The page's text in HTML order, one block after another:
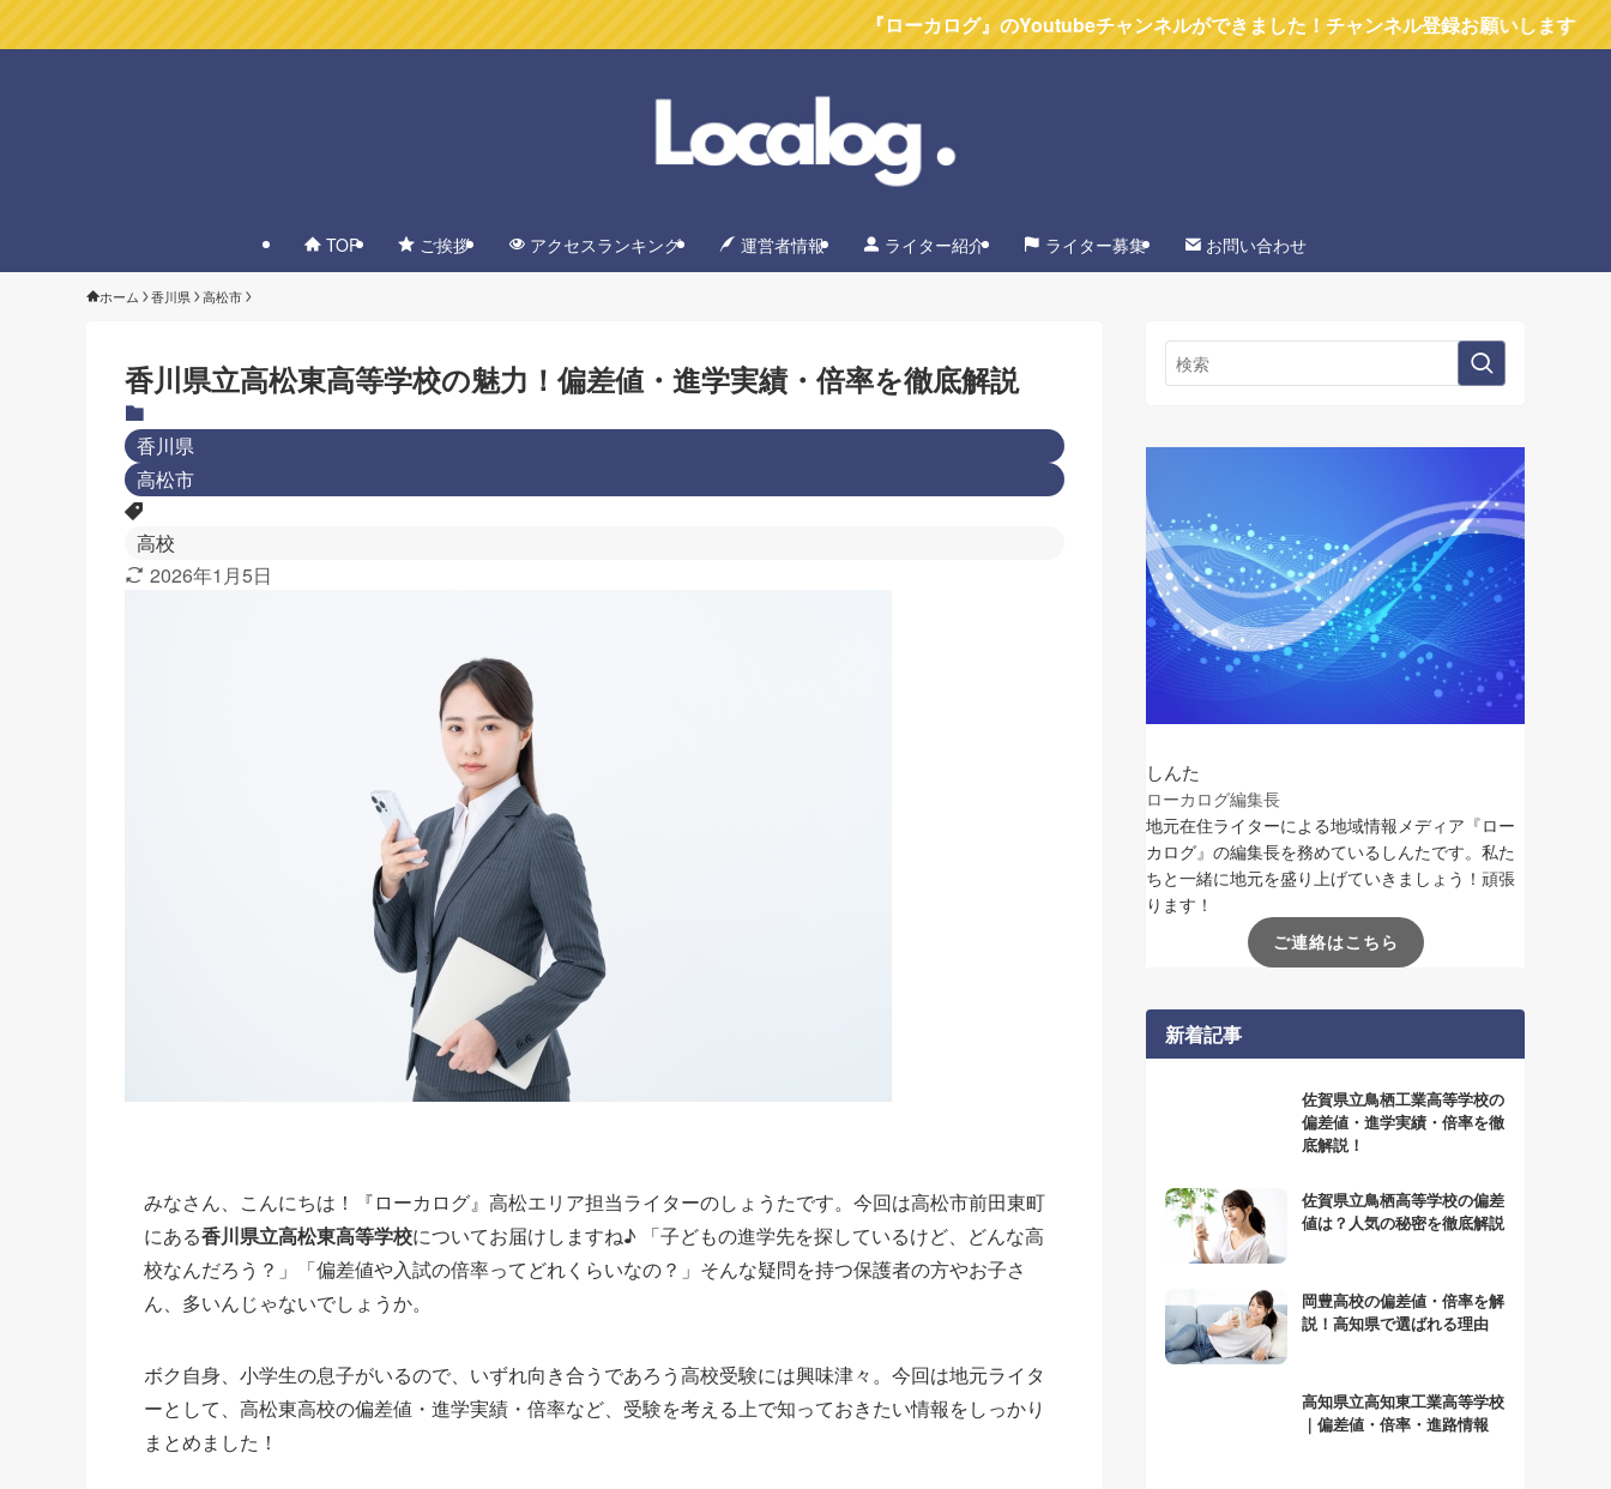
『ローカログ』のYoutubeチャンネルができました！チャンネル登録お願いします
TOP ご挨拶 アクセスランキング 運営者情報 ライター紹介 ライター募集 お問い合わせ
ホーム 香川県 高松市
香川県立高松東高等学校の魅力！偏差値・進学実績・倍率を徹底解説
香川県
高松市
高校
2026年1月5日
みなさん、こんにちは！『ローカログ』高松エリア担当ライターのしょうたです。今回は高松市前田東町
にある香川県立高松東高等学校についてお届けしますね♪ 「子どもの進学先を探しているけど、どんな高
校なんだろう？」「偏差値や入試の倍率ってどれくらいなの？」そんな疑問を持つ保護者の方やお子さ
ん、多いんじゃないでしょうか。
ボク自身、小学生の息子がいるので、いずれ向き合うであろう高校受験には興味津々。今回は地元ライタ
ーとして、高松東高校の偏差値・進学実績・倍率など、受験を考える上で知っておきたい情報をしっかり
まとめました！
しんた
ローカログ編集長
地元在住ライターによる地域情報メディア『ロー
カログ』の編集長を務めているしんたです。私た
ちと一緒に地元を盛り上げていきましょう！頑張
ります！
ご連絡はこちら
新着記事
佐賀県立鳥栖工業高等学校の
偏差値・進学実績・倍率を徹
底解説！
佐賀県立鳥栖高等学校の偏差
値は？人気の秘密を徹底解説
岡豊高校の偏差値・倍率を解
説！高知県で選ばれる理由
高知県立高知東工業高等学校
｜偏差値・倍率・進路情報